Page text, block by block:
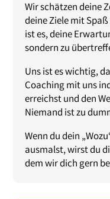
Wir schätzen deine
deine Ziele mit
ist es, deine
sondern zu
Uns ist es wichtig,
Coaching mit uns
erreichst und den
Niemand ist zu
Wenn du dein
ausmalst, wirst du
dem wir dich gern